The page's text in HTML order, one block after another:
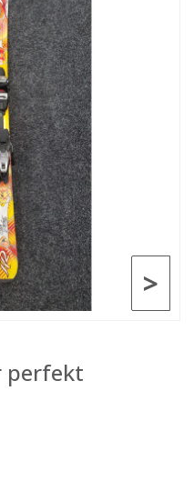
>
perfekt